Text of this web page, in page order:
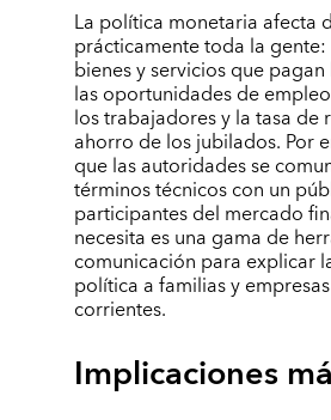
La política monetaria afecta
prácticamente toda la
bienes y servicios que
las oportunidades de
los trabajadores y la tasa de
ahorro de los jubilados. Por
que las autoridades se
términos técnicos con un
participantes del mercado
necesita es una gama de
comunicación para explicar
política a familias y
corrientes.
Implicaciones